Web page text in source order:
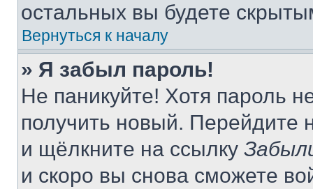
остальных вы будете
Вернуться к началу
» Я забыл пароль!
Не паникуйте! Хотя пароль
получить новый. Перейдите
и щёлкните на ссылку
и скоро вы снова сможете